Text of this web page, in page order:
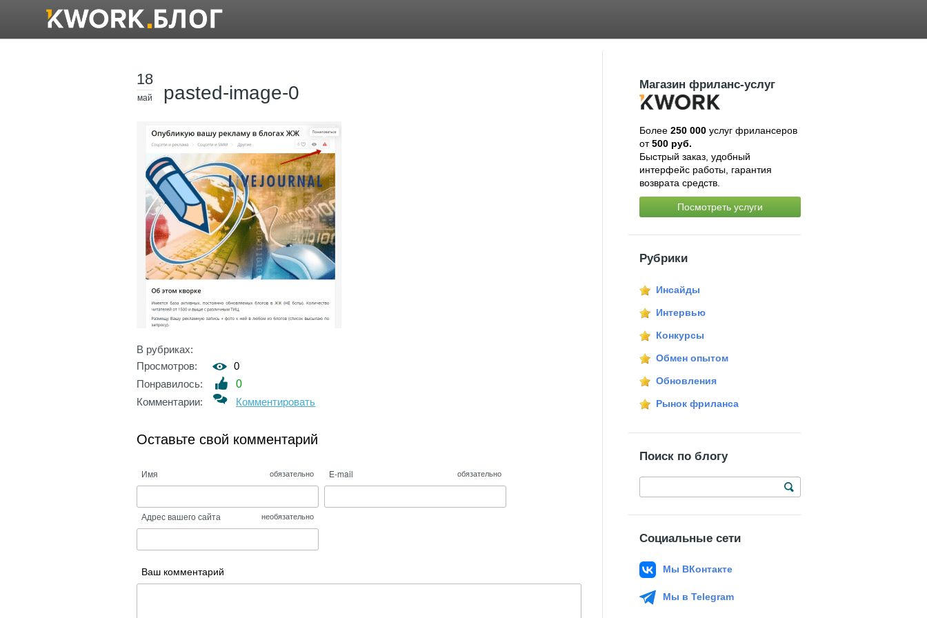
18
май pasted-image-0
В рубриках:
Просмотров:
0
Понравилось:
0
Комментарии:
Комментировать
Оставьте свой комментарий
Имя обязательно E-mail обязательно
Адрес вашего сайта необязательно
Ваш комментарий
Магазин фриланс-услуг
Более 250 000услуг фрилансеров
от500 руб.
Быстрый заказ, удобный
интерфейс работы, гарантия
возврата средств.
Посмотреть услуги
Рубрики
Инсайды
Интервью
Конкурсы
Обмен опытом
Обновления
Рынок фриланса
Поиск по блогу
Социальные сети
Мы ВКонтакте
Мы в Telegram